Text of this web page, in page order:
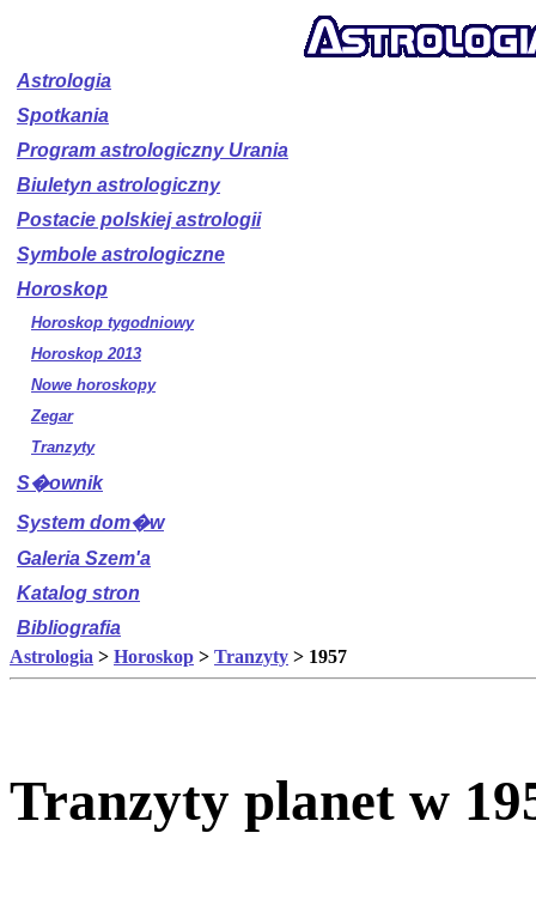
Astrologia
Spotkania
Program astrologiczny Urania
Biuletyn astrologiczny
Postacie polskiej astrologii
Symbole astrologiczne
Horoskop
Horoskop tygodniowy
Horoskop 2013
Nowe horoskopy
Zegar
Tranzyty
S�ownik
System dom�w
Galeria Szem'a
Katalog stron
Bibliografia
Astrologia > Horoskop > Tranzyty > 1957
Tranzyty planet w